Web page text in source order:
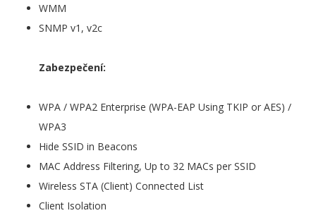
WMM
SNMP v1, v2c
Zabezpečení:
WPA / WPA2 Enterprise (WPA-EAP Using TKIP or AES) /
WPA3
Hide SSID in Beacons
MAC Address Filtering, Up to 32 MACs per SSID
Wireless STA (Client) Connected List
Client Isolation